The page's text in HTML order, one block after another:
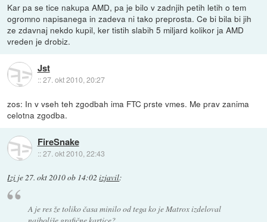
Kar pa se tice nakupa AMD, pa je bilo v zadnjih petih letih o tem
ogromno napisanega in zadeva ni tako preprosta. Ce bi bila bi jih
ze zdavnaj nekdo kupil, ker tistih slabih 5 miljard kolikor ja AMD
vreden je drobiz.
Jst
::27. okt 2010, 20:27
zos: In v vseh teh zgodbah ima FTC prste vmes. Me prav zanima
celotna zgodba.
FireSnake
::27. okt 2010, 22:43
Izi je27. okt 2010 ob 14:02 izjavil:
A je res že toliko časa minilo od tega ko je Matrox izdeloval
najboljše grafične kartice?